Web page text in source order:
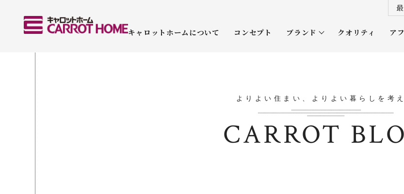
キャロットホームについて コンセプト ブランド
平屋
クオリティ ア
よりよい住まい、よりよい暮らしを考
CARROT